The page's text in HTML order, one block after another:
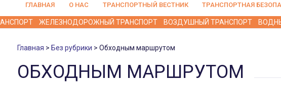
ГЛАВНАЯ О НАС ТРАНСПОРТНЫЙ ВЕСТНИК ТРАНСПОРТНАЯ
ЖЕЛЕЗНОДОРОЖНЫЙ ТРАНСПОРТ ВОЗДУШНЫЙ ТРАНСПОРТ
Главная Без рубрики Обходным маршрутом
ОБХОДНЫМ МАРШРУТОМ